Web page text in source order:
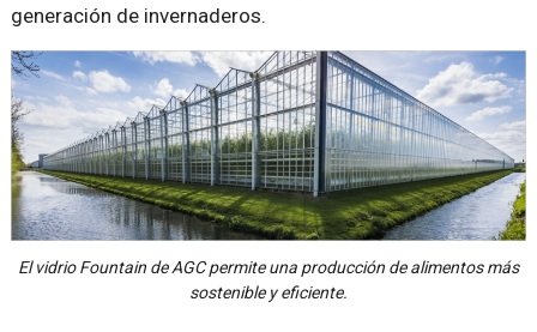
generación de invernaderos.
El vidrio Fountain de AGC permite una producción de alimentos más
sostenible y eficiente.